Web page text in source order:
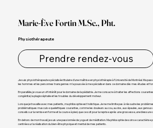
Marie-Ève Fortin M.Sc., Pht.
Physiothérapeute
Prendre rendez-vous
Je suis physiothérapeute spécialisée titulaire d’une maîtrise en physiothérapie à l’Université de Montréal. Ma
les hommes et les personnes transgenres m’a poussée à me spécialiser dans ce domaine dès mes études et
En parallèle, je voue un vif intérêt pour le domaine de la pédiatrie. Je me consacre à traiter les affections
congénital, la plagiocéphalie et les troubles du développement moteur.
Lorsque je travaille avec mes patients, ma philosophie est holistique. Je ne me limite pas à résoudre les
problématiques musculo-squelettiques courantes, comme les douleurs au cou, au dos, aux épaules, aux genoux
conseils sur la remise en forme et la course à pied, que ce soit pour la reprise après une grossesse, une blessure
En dehors de mon travail, je suis une passionnée de yoga et de méditation. Ma philosophie de soin se caractérise
centrée sur la réalisation du bien-être physique et mental de mes patients.